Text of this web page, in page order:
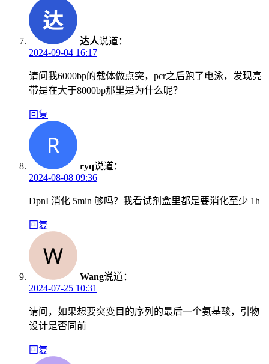
达人说道：
2024-09-04 16:17
请问我6000bp的载体做点突，pcr之后跑了电泳，发现亮
带是在大于8000bp那里是为什么呢？
回复
ryq说道：
2024-08-08 09:36
DpnI 消化 5min 够吗？我看试剂盒里都是要消化至少 1h
回复
Wang说道：
2024-07-25 10:31
请问，如果想要突变目的序列的最后一个氨基酸，引物
设计是否同前
回复